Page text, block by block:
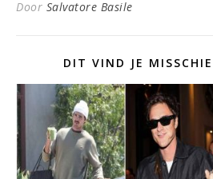
Door Salvatore Basile
DIT VIND JE